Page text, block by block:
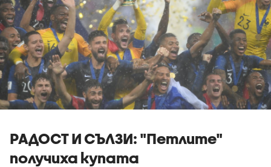
РАДОСТ И СЪЛЗИ: "Петлите"
получиха купата